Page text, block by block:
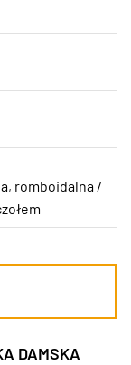
, romboidalna /
DAMSKA